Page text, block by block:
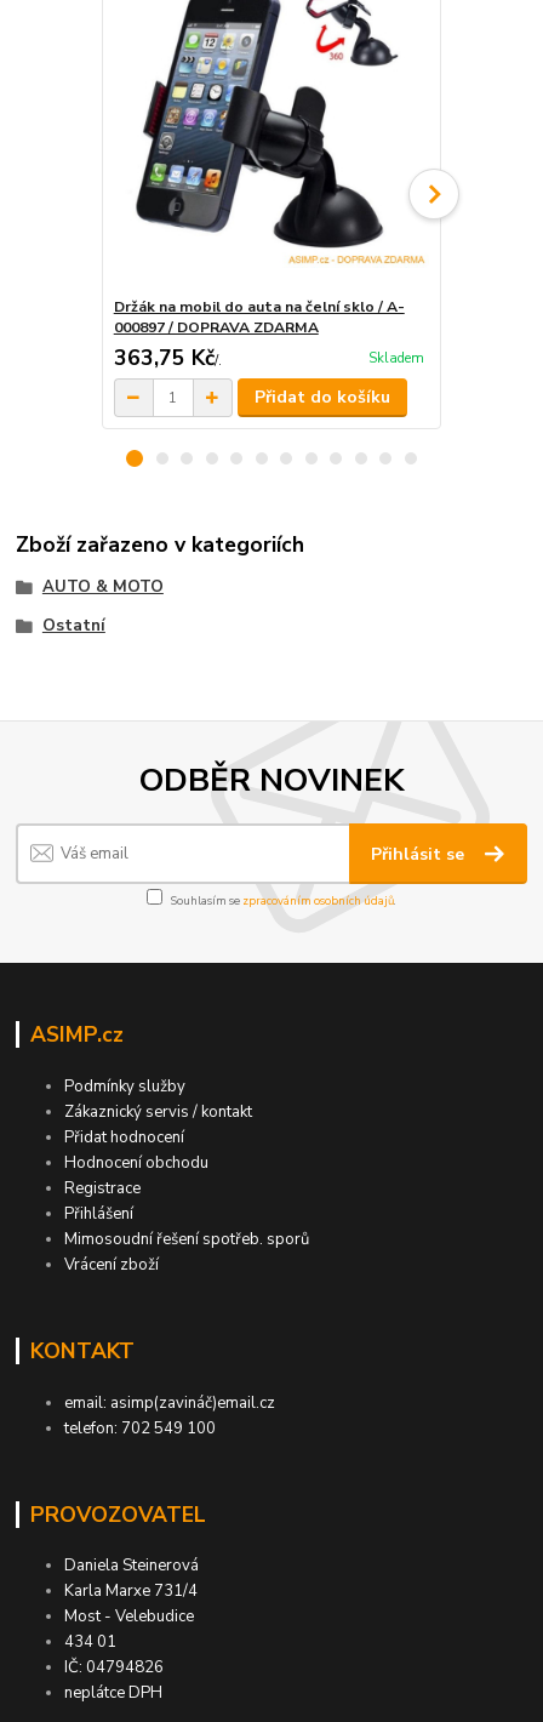
Držák na mobil do auta na čelní sklo / A-
000897 / DOPRAVA ZDARMA
363,75 Kč/. Skladem
Přidat do košíku
Zboží zařazeno v kategoriích
AUTO & MOTO
Ostatní
ODBĚR NOVINEK
Přihlásit se
Souhlasím se zpracováním osobních údajů.
ASIMP.cz
Podmínky služby
Zákaznický servis / kontakt
Přidat hodnocení
Hodnocení obchodu
Registrace
Přihlášení
Mimosoudní řešení spotřeb. sporů
Vrácení zboží
KONTAKT
email: asimp(zavináč)email.cz
telefon: 702 549 100
PROVOZOVATEL
Daniela Steinerová
Karla Marxe 731/4
Most - Velebudice
434 01
IČ: 04794826
neplátce DPH